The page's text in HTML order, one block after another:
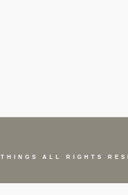
THINGS ALL RIGHTS